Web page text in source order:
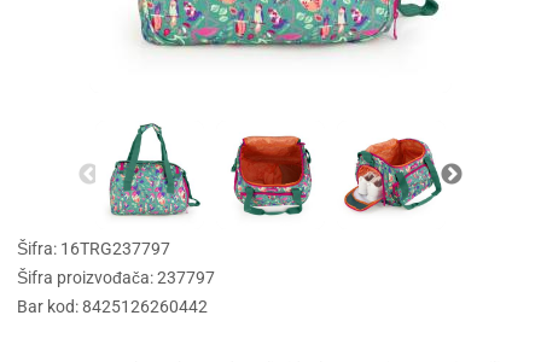
Šifra: 16TRG237797
Šifra proizvođača: 237797
Bar kod: 8425126260442